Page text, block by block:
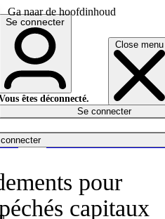
Ga naar de hoofdinhoud
Close menu
English
Deutsch
Español
Se connecter
êtes déconnecté.
Se connecter
pour
capitaux